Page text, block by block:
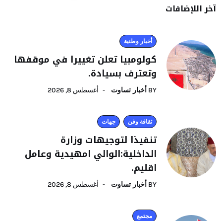
آخر اللإضافات
أخبار وطنية
كولومبيا تعلن تغييرا في موقفها
وتعترف بسيادة.
BY أخبار تساوت أغسطس 8, 2026
ثقافة وفن جهات
تنفيذا لتوجيهات وزارة
الداخلية:الوالي امهيدية وعامل
اقليم.
BY أخبار تساوت أغسطس 8, 2026
مجتمع